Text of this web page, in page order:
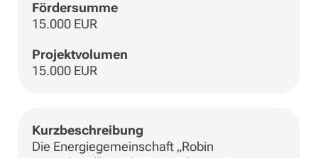
Fördersumme
15.000 EUR
Projektvolumen
15.000 EUR
Kurzbeschreibung
Die Energiegemeinschaft „Robin